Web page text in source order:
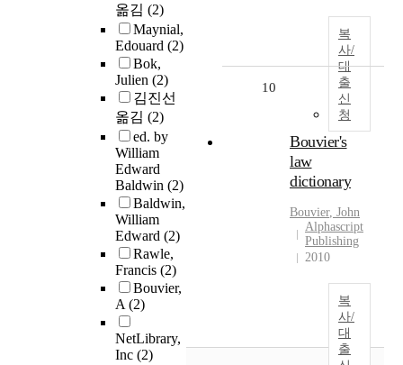
옮김 (2)
Maynial,
Edouard (2)
Bok,
Julien (2)
김진선
옮김 (2)
ed. by
William
Edward
Baldwin (2)
Baldwin,
William
Edward (2)
Rawle,
Francis (2)
Bouvier,
A(2)
NetLibrary,
Inc (2)
복
사/
대
출
신
청
10
Bouvier's
law
dictionary
Bouvier, John
Alphascript
Publishing
2010
복
사/
대
출